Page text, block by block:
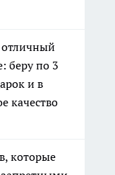
отличный
беру по 3
и в
качество
которые